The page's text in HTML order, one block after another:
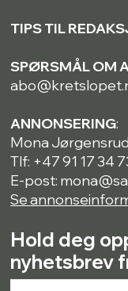
TIPS TIL
SPØRSMÅL OM
ANNONSERING:
Mona
Tlf: +47 91 17 34
E-post:
Se
Hold deg
nyhetsbrev